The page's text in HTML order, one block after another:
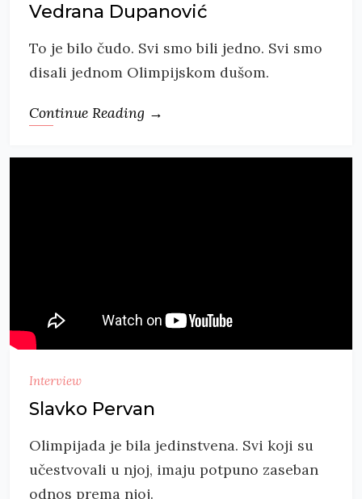
Vedrana Dupanović
To je bilo čudo. Svi smo bili jedno. Svi smo
disali jednom Olimpijskom dušom.
Continue Reading →
Interview
Slavko Pervan
Olimpijada je bila jedinstvena. Svi koji su
učestvovali u njoj, imaju potpuno zaseban
odnos prema njoj.